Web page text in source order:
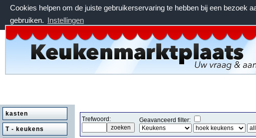
Cookies helpen om de juiste gebruikerservaring te hebben bij een bezoek
gebruiken. Instellingen
vrijdag 7 augustus 2026, 16:57 uur
Home
kasten
T - keukens
Trefwoord: Geavanceerd filter: